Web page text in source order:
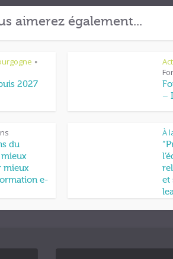
aimerez également...
•
2027
–
du
mieux
e-
À
et